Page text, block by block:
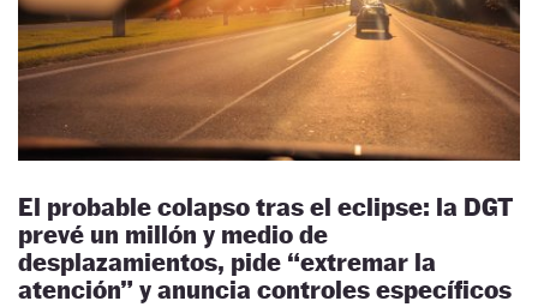
El probable colapso tras el eclipse: la DGT
prevé un millón y medio de
desplazamientos, pide “extremar la
atención” y anuncia controles específicos